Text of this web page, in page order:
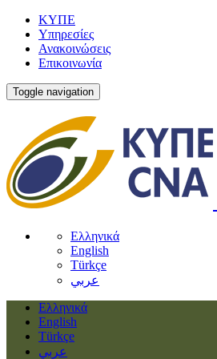
ΚΥΠΕ
Υπηρεσίες
Ανακοινώσεις
Επικοινωνία
Toggle navigation
Ελληνικά
English
Türkçe
عربي
Ελληνικά
English
Türkçe
عربي